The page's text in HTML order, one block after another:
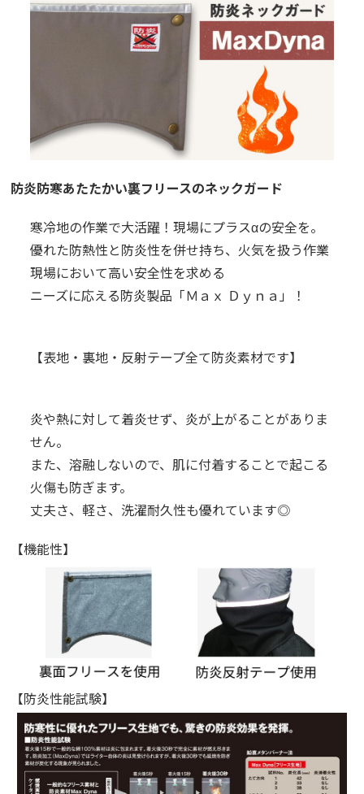
防炎防寒あたたかい裏フリースのネックガード
寒冷地の作業で大活躍！現場にプラスαの安全を。
優れた防熱性と防炎性を併せ持ち、火気を扱う作業
現場において高い安全性を求める
ニーズに応える防炎製品「Ｍａｘ Ｄｙｎａ」！
【表地・裏地・反射テープ全て防炎素材です】
炎や熱に対して着炎せず、炎が上がることがありま
せん。
また、溶融しないので、肌に付着することで起こる
火傷も防ぎます。
丈夫さ、軽さ、洗濯耐久性も優れています◎
【機能性】
【防炎性能試験】